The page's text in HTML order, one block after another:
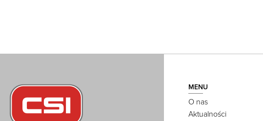
MENU
O nas
Aktualności